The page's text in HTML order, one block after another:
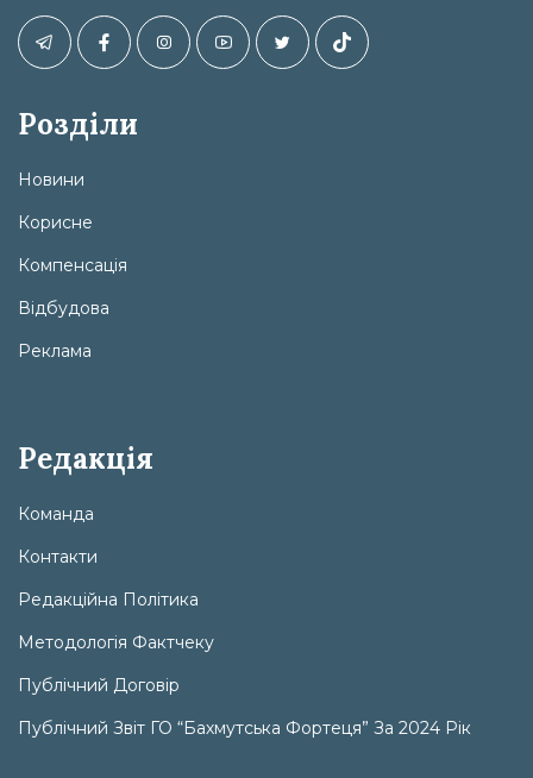
Розділи
Новини
Корисне
Компенсація
Відбудова
Реклама
Редакція
Команда
Контакти
Редакційна Політика
Методологія Фактчеку
Публічний Договір
Публічний Звіт ГО “Бахмутська Фортеця” За 2024 Рік